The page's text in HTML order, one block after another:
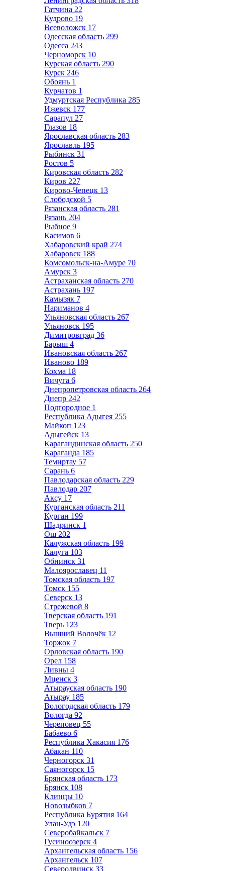
Гатчина 22
Кудрово 19
Всеволожск 17
Одесская область 299
Одесса 243
Черноморск 10
Курская область 290
Курск 246
Обоянь 1
Курчатов 1
Удмуртская Республика 285
Ижевск 177
Сарапул 27
Глазов 18
Ярославская область 283
Ярославль 195
Рыбинск 31
Ростов 5
Кировская область 282
Киров 227
Кирово-Чепецк 13
Слободской 5
Рязанская область 281
Рязань 204
Рыбное 9
Касимов 6
Хабаровский край 274
Хабаровск 188
Комсомольск-на-Амуре 70
Амурск 3
Астраханская область 270
Астрахань 197
Камызяк 7
Нариманов 4
Ульяновская область 267
Ульяновск 195
Димитровград 36
Барыш 4
Ивановская область 267
Иваново 189
Кохма 18
Вичуга 6
Днепропетровская область 264
Днепр 242
Подгородное 1
Республика Адыгея 255
Майкоп 123
Адыгейск 13
Карагандинская область 250
Караганда 185
Темиртау 57
Сарань 6
Павлодарская область 229
Павлодар 207
Аксу 17
Курганская область 211
Курган 199
Шадринск 1
Ош 202
Калужская область 199
Калуга 103
Обнинск 31
Малоярославец 11
Томская область 197
Томск 155
Северск 13
Стрежевой 8
Тверская область 191
Тверь 123
Вышний Волочёк 12
Торжок 7
Орловская область 190
Орел 158
Ливны 4
Мценск 3
Атырауская область 190
Атырау 185
Вологодская область 179
Вологда 92
Череповец 55
Бабаево 6
Республика Хакасия 176
Абакан 110
Черногорск 31
Саяногорск 15
Брянская область 173
Брянск 108
Клинцы 10
Новозыбков 7
Республика Бурятия 164
Улан-Удэ 120
Северобайкальск 7
Гусиноозерск 4
Архангельская область 156
Архангельск 107
Северодвинск 33